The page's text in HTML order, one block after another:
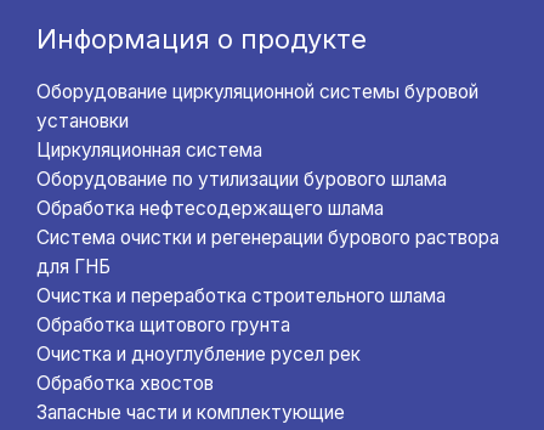
Информация о продукте
Оборудование циркуляционной системы буровой
установки
Циркуляционная система
Оборудование по утилизации бурового шлама
Обработка нефтесодержащего шлама
Система очистки и регенерации бурового раствора
для ГНБ
Очистка и переработка строительного шлама
Обработка щитового грунта
Очистка и дноуглубление русел рек
Обработка хвостов
Запасные части и комплектующие